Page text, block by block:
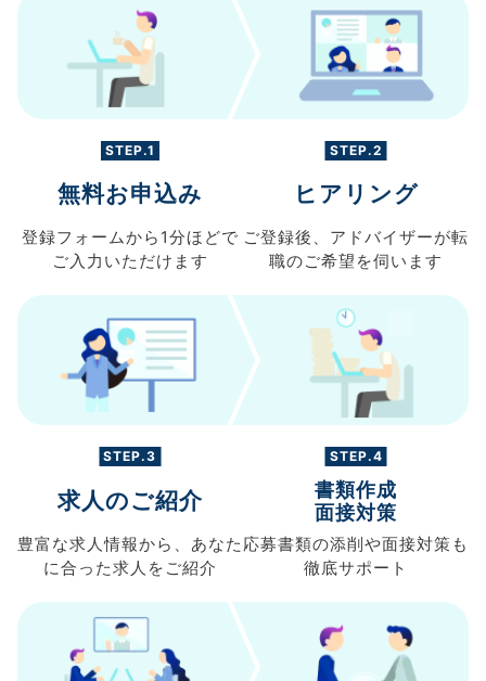
STEP.1
無料お申込み
登録フォームから 1分ほどで
ご入力 いただけます
STEP.2
ヒアリング
ご登録後、 アドバイザーが転
職のご希望を伺います
STEP.3
求人のご紹介
豊富な求人情報から、 あなた
に合った求人を ご紹介
STEP.4
書類作成
面接対策
応募書類の添削や面接対策も
徹底サポート